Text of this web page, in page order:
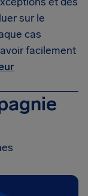
sur le
cas
facilement